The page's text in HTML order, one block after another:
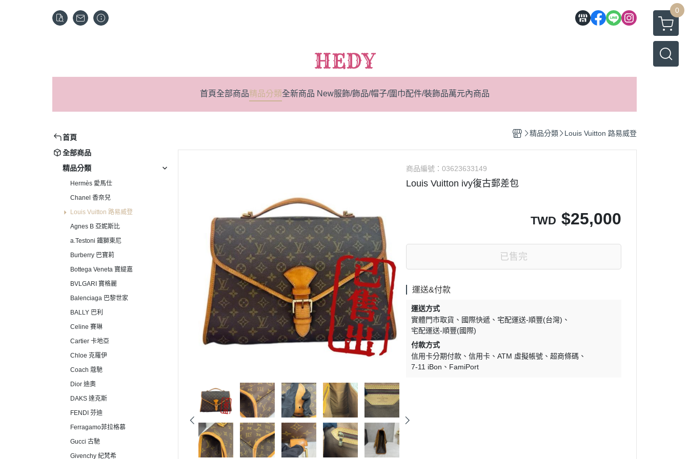
0
HEDY
首頁全部商品精品分類全新商品 New服飾/飾品/帽子/圍巾配件/裝飾品萬元內商品
首頁
全部商品
精品分類
Hermès 愛馬仕
Chanel 香奈兒
Louis Vuitton 路易威登
Agnes B 亞妮斯比
a.Testoni 鐵獅東尼
Burberry 巴寶莉
Bottega Veneta 寶緹嘉
BVLGARI 寶格麗
Balenciaga 巴黎世家
BALLY 巴利
Celine 賽琳
Cartier 卡地亞
Chloe 克羅伊
Coach 蔻馳
Dior 迪奧
DAKS 達克斯
FENDI 芬迪
Ferragamo菲拉格慕
Gucci 古馳
Givenchy 紀梵希
精品分類 Louis Vuitton 路易威登
商品編號：03623633149
Louis Vuitton ivy復古郵差包
TWD $25,000
已售完
運送&付款
運送方式
實體門市取貨
國際快遞
宅配運送-順豐(台灣)
宅配運送-順豐(國際)
付款方式
信用卡分期付款
信用卡 ATM 虛擬帳號
超商條碼
7-11 iBon
FamiPort